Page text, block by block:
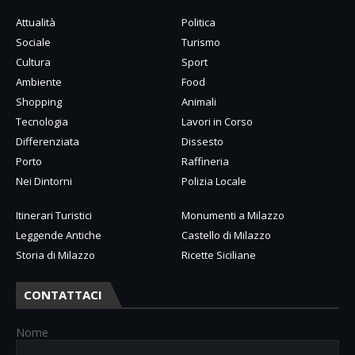
Attualità
Politica
Sociale
Turismo
Cultura
Sport
Ambiente
Food
Shopping
Animali
Tecnologia
Lavori in Corso
Differenziata
Dissesto
Porto
Raffineria
Nei Dintorni
Polizia Locale
Itinerari Turistici
Monumenti a Milazzo
Leggende Antiche
Castello di Milazzo
Storia di Milazzo
Ricette Siciliane
CONTATTACI
Nome